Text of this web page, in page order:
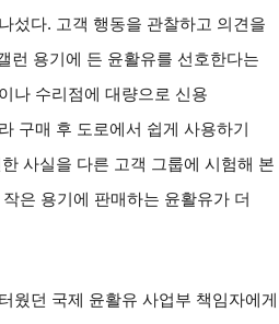
섰다. 고객 행동을 관찰하고 의견을
런 용기에 든 윤활유를 선호한다는
나 수리점에 대량으로 신용
구매 후 도로에서 쉽게 사용하기
사실을 다른 고객 그룹에 시험해 본
작은 용기에 판매하는 윤활유가 더
웠던 국제 윤활유 사업부 책임자에게